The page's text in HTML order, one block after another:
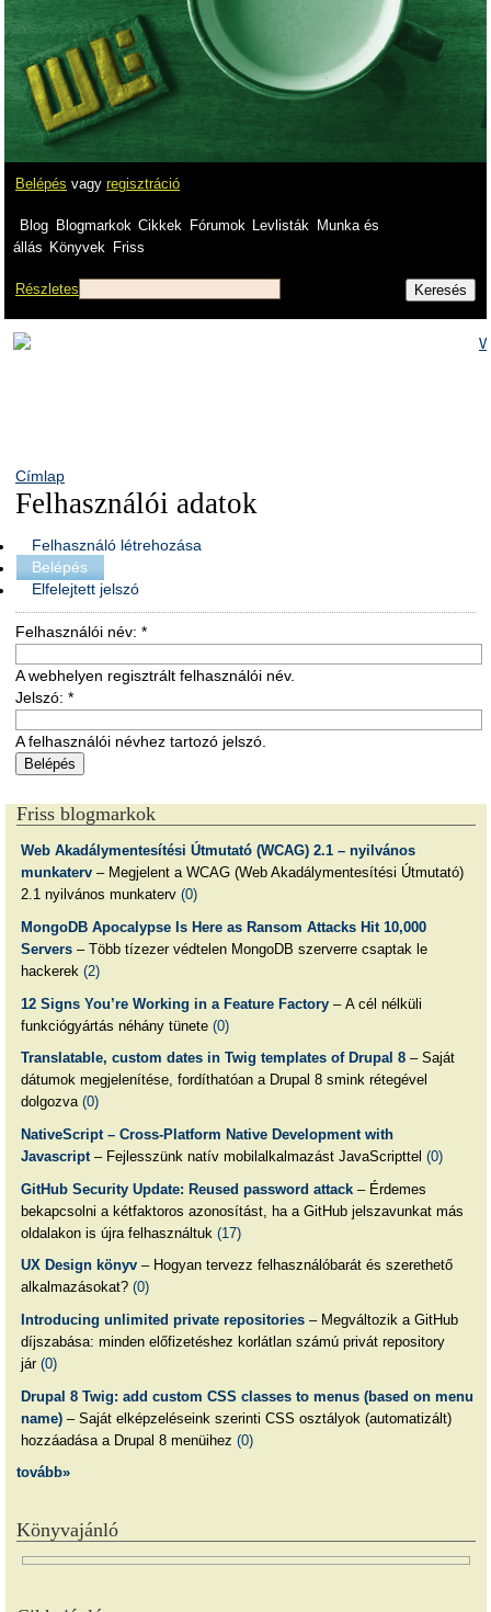
Belépés vagy regisztráció
Blog Blogmarkok Cikkek Fórumok Levlisták
Munka és
állás Könyvek Friss
Részletes
Címlap
Felhasználói adatok
Felhasználó létrehozása
Belépés
Elfelejtett jelszó
Felhasználói név: *
A webhelyen regisztrált felhasználói név.
Jelszó: *
A felhasználói névhez tartozó jelszó.
Friss blogmarkok
Web Akadálymentesítési Útmutató (WCAG) 2.1 – nyilvános
munkaterv– Megjelent a WCAG (Web Akadálymentesítési Útmutató)
2.1 nyilvános munkaterv (0)
MongoDB Apocalypse Is Here as Ransom Attacks Hit 10,000
Servers– Több tízezer védtelen MongoDB szerverre csaptak le
hackerek (2)
12 Signs You’re Working in a Feature Factory– A cél nélküli
funkciógyártás néhány tünete (0)
Translatable, custom dates in Twig templates of Drupal 8– Saját
dátumok megjelenítése, fordíthatóan a Drupal 8 smink rétegével
dolgozva (0)
NativeScript – Cross-Platform Native Development with
Javascript– Fejlesszünk natív mobilalkalmazást JavaScripttel (0)
GitHub Security Update: Reused password attack– Érdemes
bekapcsolni a kétfaktoros azonosítást, ha a GitHub jelszavunkat más
oldalakon is újra felhasználtuk (17)
UX Design könyv– Hogyan tervezz felhasználóbarát és szerethető
alkalmazásokat? (0)
Introducing unlimited private repositories– Megváltozik a GitHub
díjszabása: minden előfizetéshez korlátlan számú privát repository
jár (0)
Drupal 8 Twig: add custom CSS classes to menus (based on menu
name)– Saját elképzeléseink szerinti CSS osztályok (automatizált)
hozzáadása a Drupal 8 menüihez (0)
tovább»
Könyvajánló